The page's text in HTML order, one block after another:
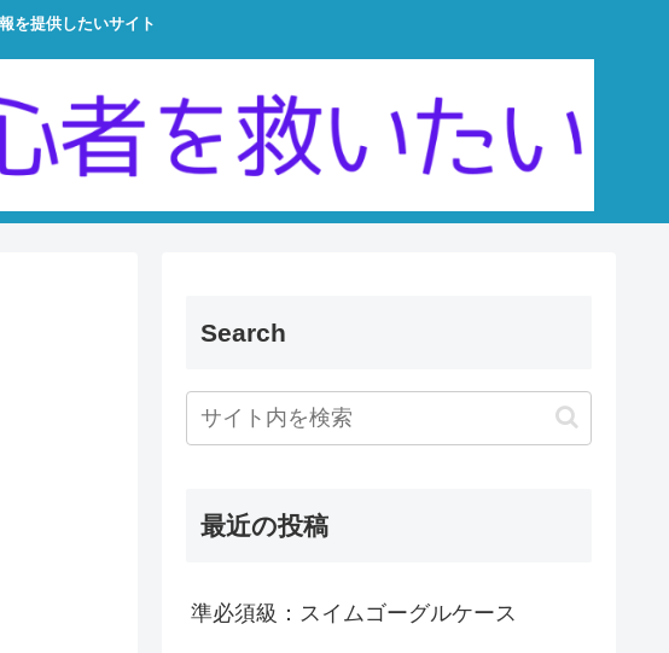
を提供したいサイト
Search
最近の投稿
準必須級：スイムゴーグルケース